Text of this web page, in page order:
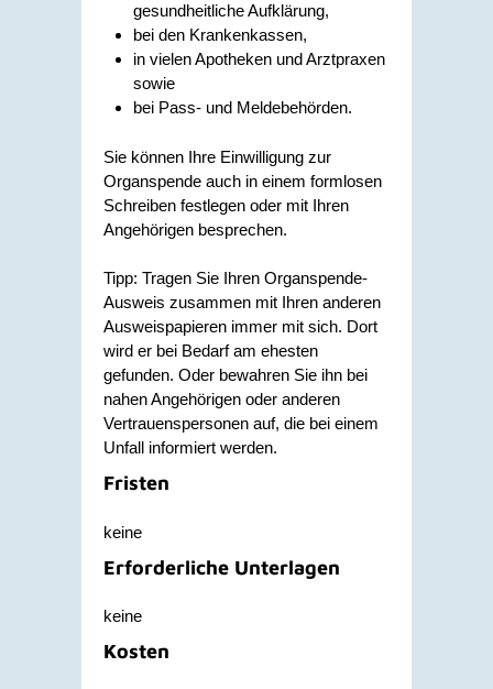
gesundheitliche Aufklärung,
bei den Krankenkassen,
in vielen Apotheken und Arztpraxen
sowie
bei Pass- und Meldebehörden.
Sie können Ihre Einwilligung zur
Organspende auch in einem formlosen
Schreiben festlegen oder mit Ihren
Angehörigen besprechen.
Tipp: Tragen Sie Ihren Organspende-
Ausweis zusammen mit Ihren anderen
Ausweispapieren immer mit sich. Dort
wird er bei Bedarf am ehesten
gefunden. Oder bewahren Sie ihn bei
nahen Angehörigen oder anderen
Vertrauenspersonen auf, die bei einem
Unfall informiert werden.
Fristen
keine
Erforderliche Unterlagen
keine
Kosten